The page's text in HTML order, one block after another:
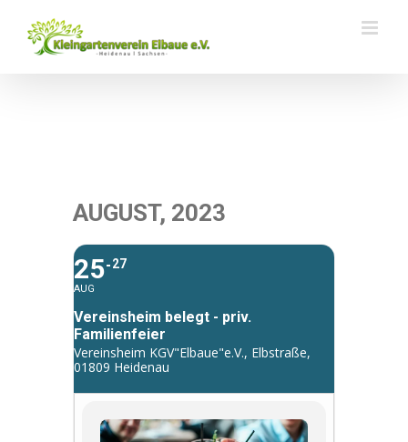
Inhalt
springen
AUGUST, 2023
25
AUG
27
Vereinsheim belegt - priv.
Familienfeier
Vereinsheim KGV"Elbaue"e.V., Elbstraße,
01809 Heidenau